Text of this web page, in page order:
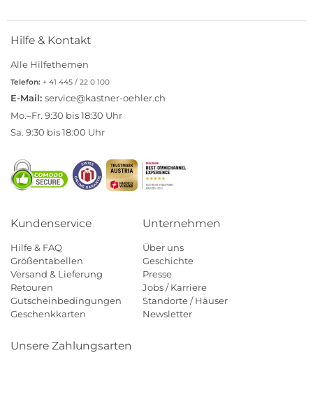
Hilfe & Kontakt
Alle Hilfethemen
Telefon: + 41 445 / 22 0 100
E-Mail: service@kastner-oehler.ch
Mo.–Fr. 9:30 bis 18:30 Uhr
Sa. 9:30 bis 18:00 Uhr
Kundenservice
Hilfe & FAQ
Größentabellen
Versand & Lieferung
Retouren
Gutscheinbedingungen
Geschenkkarten
Unternehmen
Über uns
Geschichte
Presse
Jobs / Karriere
Standorte / Häuser
Newsletter
Unsere Zahlungsarten